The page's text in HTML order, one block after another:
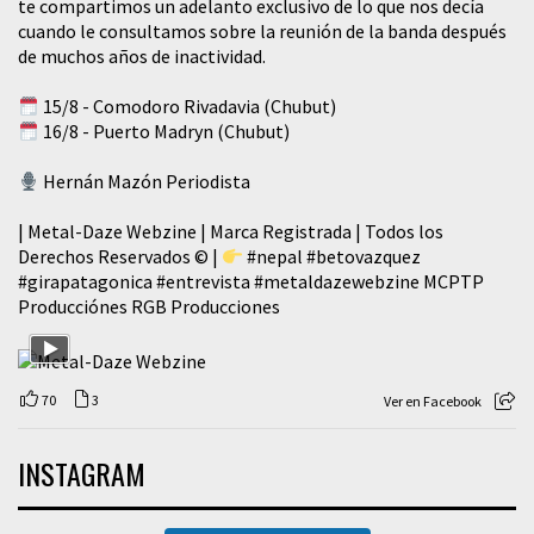
te compartimos un adelanto exclusivo de lo que nos decía
cuando le consultamos sobre la reunión de la banda después
de muchos años de inactividad.
15/8 - Comodoro Rivadavia (Chubut)
16/8 - Puerto Madryn (Chubut)
Hernán Mazón Periodista
| Metal-Daze Webzine | Marca Registrada | Todos los
Derechos Reservados © |
#nepal #betovazquez
#girapatagonica #entrevista #metaldazewebzine MCPTP
Producciónes RGB Producciones
70 3 Ver en Facebook
INSTAGRAM